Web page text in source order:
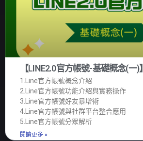
【LINE2.0官方帳號-基礎概念(一)】
1.Line官方帳號概念介紹
2.Line官方帳號功能介紹與實務操作
3.Line官方帳號好友暴增術
4.Line官方帳號與社群平台整合應用
5.Line官方帳號分眾解析
閱讀更多 »